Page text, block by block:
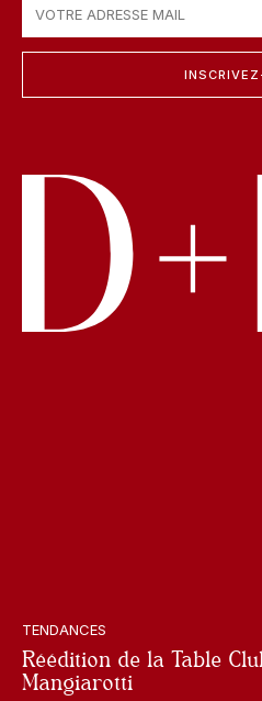
TENDANCES
Réédition de la Table
Mangiarotti